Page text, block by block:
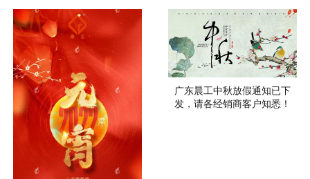
广东晨工中秋放假通知已下
发，请各经销商客户知悉！